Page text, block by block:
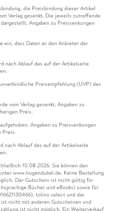
die Preisbindung dieser Artikel
Verlag gesenkt. Die jeweils zutreffende
Angaben zu Preissenkungen
dass Daten an den Anbieter der
nach Ablauf des auf der Artikelseite
Preisempfehlung (UVP) des
vom Verlag gesenkt. Angaben zu
Preis.
Angaben zu Preissenkungen
Preis.
nach Ablauf des auf der Artikelseite
10.08.2026. Sie können den
www.hugendubel.de. Keine Bestellung
Der Gutschein ist nicht gültig für
Bücher und eBooks) sowie für
tolino select und das
nicht mit anderen Gutscheinen und
ist nicht möglich. Ein Weiterverkauf